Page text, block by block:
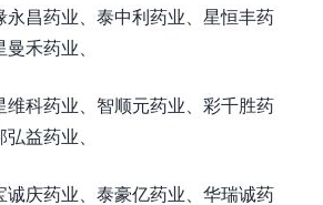
永昌药业、泰中利药业、星恒丰药
禾药业、
维科药业、智顺元药业、彩千胜药
益药业、
诚庆药业、泰豪亿药业、华瑞诚药